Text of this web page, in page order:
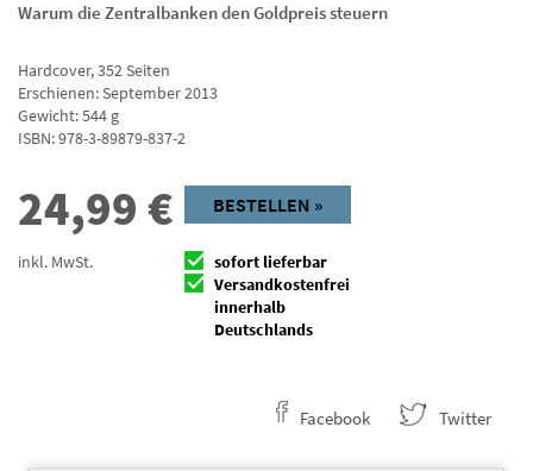
Warum die Zentralbanken den Goldpreis steuern
Hardcover,352Seiten
Erschienen: September 2013
Gewicht: 544 g
ISBN:978-3-89879-837-2
24,99 €
inkl. MwSt.
BESTELLEN »
sofort lieferbar
Versandkostenfrei
innerhalb
Deutschlands
Facebook Twitter